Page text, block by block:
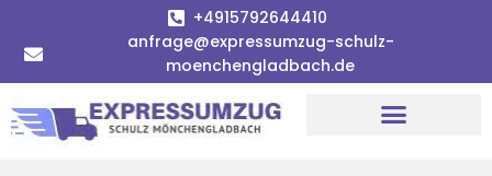
+4915792644410
anfrage@expressumzug-schulz-
moenchengladbach.de